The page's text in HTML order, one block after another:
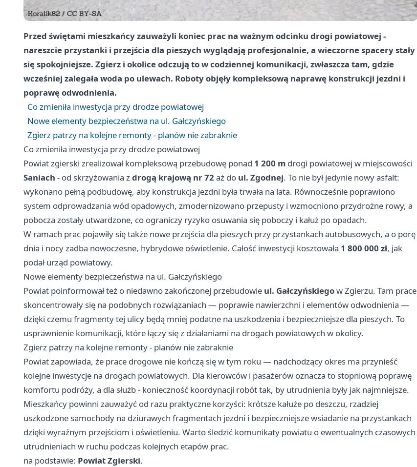
Przed świętami mieszkańcy zauważyli koniec prac na ważnym odcinku drogi powiatowej -
nareszcie przystanki i przejścia dla pieszych wyglądają profesjonalnie, a wieczorne spacery stały
się spokojniejsze. Zgierz i okolice odczują to w codziennej komunikacji, zwłaszcza tam, gdzie
wcześniej zalegała woda po ulewach. Roboty objęły kompleksową naprawę konstrukcji jezdni i
poprawę odwodnienia.
Co zmieniła inwestycja przy drodze powiatowej
Nowe elementy bezpieczeństwa na ul. Gałczyńskiego
Zgierz patrzy na kolejne remonty - planów nie zabraknie
Co zmieniła inwestycja przy drodze powiatowej
Powiat zgierski zrealizował kompleksową przebudowę ponad 1 200 m drogi powiatowej w miejscowości
Saniach - od skrzyżowania zdrogą krajową nr 72 aż do ul. Zgodnej. To nie był jedynie nowy asfalt:
wykonano pełną podbudowę, aby konstrukcja jezdni była trwała na lata. Równocześnie poprawiono
system odprowadzania wód opadowych, zmodernizowano przepusty i wzmocniono przydrożne rowy, a
pobocza zostały utwardzone, co ograniczy ryzyko osuwania się poboczy i kałuż po opadach.
W ramach prac pojawiły się także nowe przejścia dla pieszych przy przystankach autobusowych, a o porę
dnia i nocy zadba nowoczesne, hybrydowe oświetlenie. Całość inwestycji kosztowała 1 800 000 zł, jak
podał urząd powiatowy.
Nowe elementy bezpieczeństwa na ul. Gałczyńskiego
Powiat poinformował też o niedawno zakończonej przebudowie ul. Gałczyńskiegow Zgierzu. Tam prace
skoncentrowały się na podobnych rozwiązaniach — poprawie nawierzchni i elementów odwodnienia —
dzięki czemu fragmenty tej ulicy będą mniej podatne na uszkodzenia i bezpieczniejsze dla pieszych. To
usprawnienie komunikacji, które łączy się z działaniami na drogach powiatowych w okolicy.
Zgierz patrzy na kolejne remonty - planów nie zabraknie
Powiat zapowiada, że prace drogowe nie kończą się w tym roku — nadchodzący okres ma przynieść
kolejne inwestycje na drogach powiatowych. Dla kierowców i pasażerów oznacza to stopniową poprawę
komfortu podróży, a dla służb - konieczność koordynacji robót tak, by utrudnienia były jak najmniejsze.
Mieszkańcy powinni zauważyć od razu praktyczne korzyści: krótsze kałuże po deszczu, rzadziej
uszkodzone samochody na dziurawych fragmentach jezdni i bezpieczniejsze wsiadanie na przystankach
dzięki wyraźnym przejściom i oświetleniu. Warto śledzić komunikaty powiatu o ewentualnych czasowych
utrudnieniach w ruchu podczas kolejnych etapów prac.
na podstawie: Powiat Zgierski.